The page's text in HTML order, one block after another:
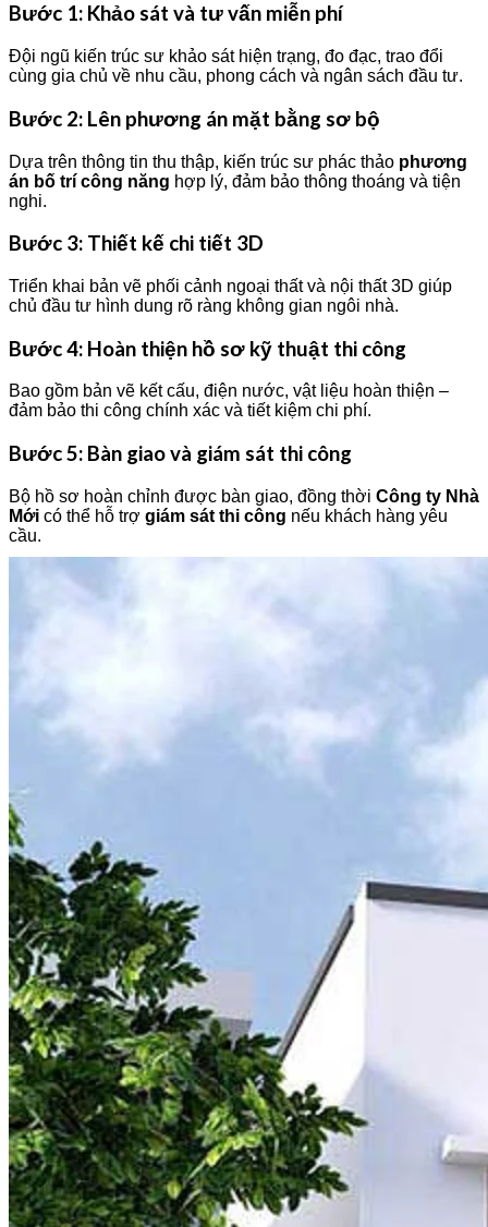
Bước 1: Khảo sát và tư vấn miễn phí
Đội ngũ kiến trúc sư khảo sát hiện trạng, đo đạc, trao đổi
cùng gia chủ về nhu cầu, phong cách và ngân sách đầu tư.
Bước 2: Lên phương án mặt bằng sơ bộ
Dựa trên thông tin thu thập, kiến trúc sư phác thảo phương
án bố trí công năng hợp lý, đảm bảo thông thoáng và tiện
nghi.
Bước 3: Thiết kế chi tiết 3D
Triển khai bản vẽ phối cảnh ngoại thất và nội thất 3D giúp
chủ đầu tư hình dung rõ ràng không gian ngôi nhà.
Bước 4: Hoàn thiện hồ sơ kỹ thuật thi công
Bao gồm bản vẽ kết cấu, điện nước, vật liệu hoàn thiện –
đảm bảo thi công chính xác và tiết kiệm chi phí.
Bước 5: Bàn giao và giám sát thi công
Bộ hồ sơ hoàn chỉnh được bàn giao, đồng thời Công ty Nhà
Mới có thể hỗ trợ giám sát thi công nếu khách hàng yêu
cầu.